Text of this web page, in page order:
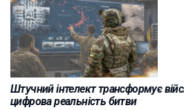
Штучний інтелект трансформує
цифрова реальність битви